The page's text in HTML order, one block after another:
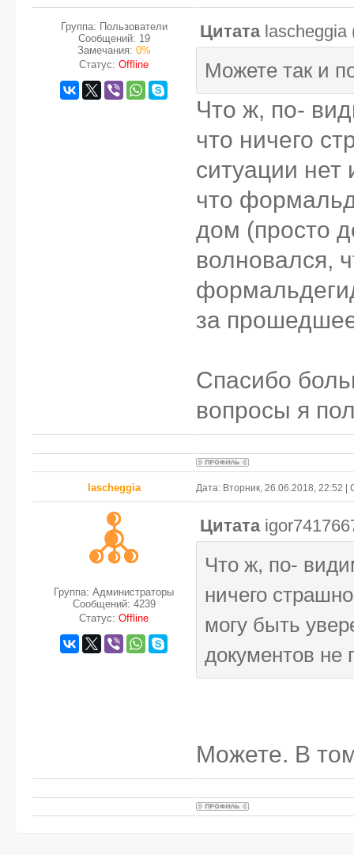
Группа: Пользователи
Сообщений: 19
Замечания: 0%
Статус: Offline
Цитата lascheggia
Можете так и
Что ж, по-
что ничего
ситуации
что
дом (просто
волновался,
за
Спасибо
вопросы я
lascheggia Дата: Вторник, 26.06.2018, 22:52
Группа: Администраторы
Сообщений: 4239
Статус: Offline
Цитата
Что ж, по-
ничего
могу быть
документов
Можете. В